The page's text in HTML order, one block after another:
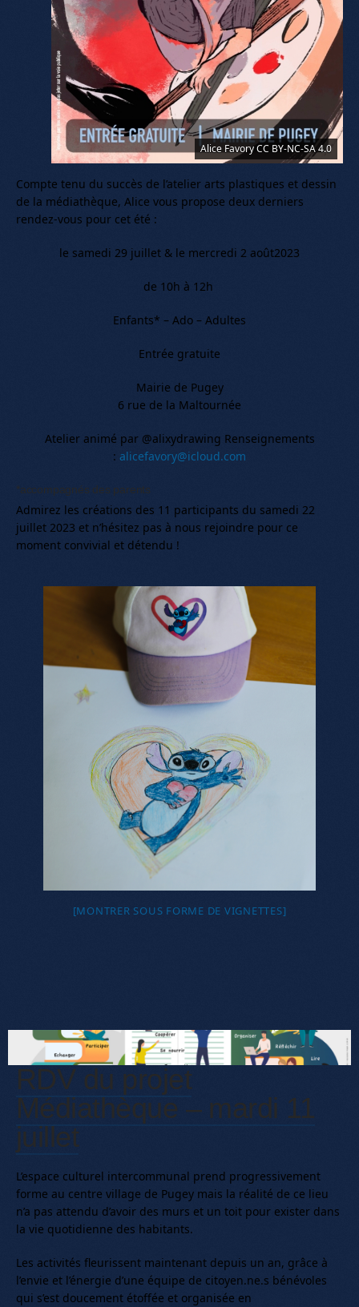
Alice Favory CC BY-NC-SA 4.0
Compte tenu du succès de l’atelier arts plastiques et dessin
de la médiathèque, Alice vous propose deux derniers
rendez-vous pour cet été :
le samedi 29 juillet & le mercredi 2 août2023
de 10h à 12h
Enfants* – Ado – Adultes
Entrée gratuite
Mairie de Pugey
6 rue de la Maltournée
Atelier animé par @alixydrawing Renseignements
: alicefavory@icloud.com
*accompagnés des parents
Admirez les créations des 11 participants du samedi 22
juillet 2023 et n’hésitez pas à nous rejoindre pour ce
moment convivial et détendu !
[MONTRER SOUS FORME DE VIGNETTES]
RDV du projet
Médiathèque – mardi 11
juillet
L’espace culturel intercommunal prend progressivement
forme au centre village de Pugey mais la réalité de ce lieu
n’a pas attendu d’avoir des murs et un toit pour exister dans
la vie quotidienne des habitants.
Les activités fleurissent maintenant depuis un an, grâce à
l’envie et l’énergie d’une équipe de citoyen.ne.s bénévoles
qui s’est doucement étoffée et organisée en